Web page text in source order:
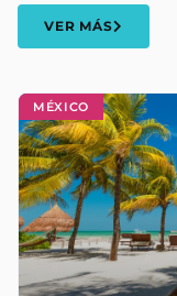
MÉXICO
VER MÁS